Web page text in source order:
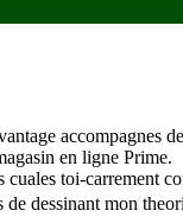
accompagnes
en ligne Prime.
toi-carrement
dessinant mon